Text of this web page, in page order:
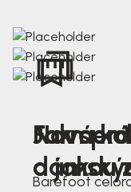
Nová
Jak
a jakou
Farmer
Barefoot